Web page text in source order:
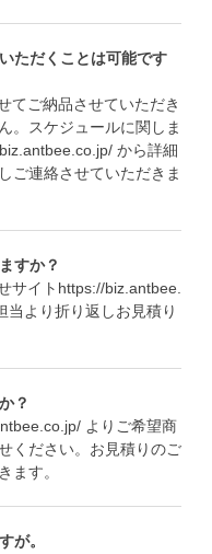
ただくことは可能です
ご納品させていただき
。スケジュールに関しま
から詳細
ご連絡させていただきま
すか？
サイト https://biz.antbee.
当より折り返しお見積り
？
よりご希望商
ください。お見積りのご
ます。
が。